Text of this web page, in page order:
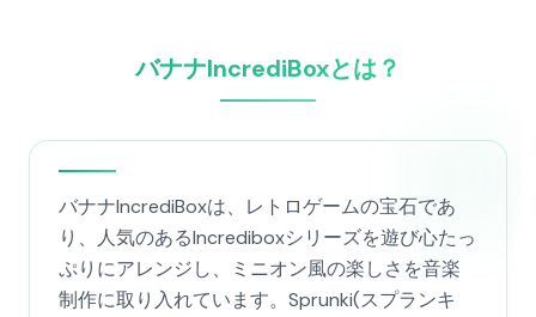
バナナIncrediBoxとは？
バナナIncrediBoxは、レトロゲームの宝石であ
り、人気のあるIncrediboxシリーズを遊び心たっ
ぷりにアレンジし、ミニオン風の楽しさを音楽
制作に取り入れています。Sprunki(スプランキ